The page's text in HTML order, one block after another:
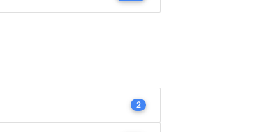
2